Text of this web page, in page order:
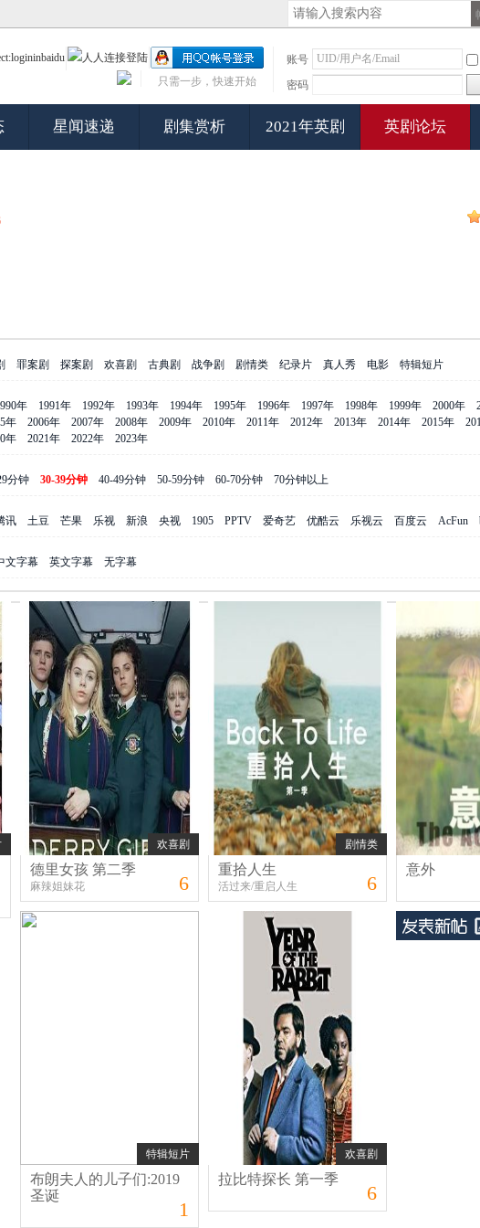
账号
密码
只需一步，快速开始
星闻速递 剧集赏析 2021年英剧 英剧论坛
罪案剧 探案剧 欢喜剧 古典剧 战争剧 剧情类 纪录片 真人秀 电影 特辑短片
年 1991年 1992年 1993年 1994年 1995年 1996年 1997年 1998年 1999年 2000年
年 2006年 2007年 2008年 2009年 2010年 2011年 2012年 2013年 2014年 2015年
年 2021年 2022年 2023年
分钟 30-39分钟 40-49分钟 50-59分钟 60-70分钟 70分钟以上
讯 土豆 芒果 乐视 新浪 央视 1905 PPTV 爱奇艺 优酷云 乐视云 百度云 AcFun
文字幕 英文字幕 无字幕
欢喜剧
德里女孩 第二季
麻辣姐妹花 6
剧情类
重拾人生
活过来/重启人生 6
意外
特辑短片
布朗夫人的儿子们:2019
圣诞
1
欢喜剧
拉比特探长 第一季
6